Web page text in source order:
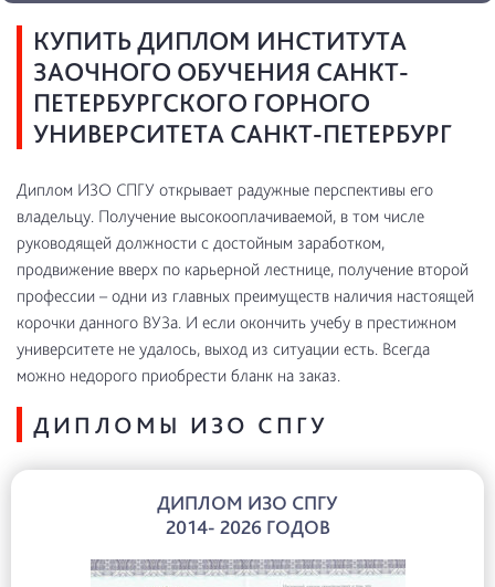
КУПИТЬ ДИПЛОМ ИНСТИТУТА
ЗАОЧНОГО ОБУЧЕНИЯ САНКТ-
ПЕТЕРБУРГСКОГО ГОРНОГО
УНИВЕРСИТЕТА САНКТ-ПЕТЕРБУРГ
Диплом ИЗО СПГУ открывает радужные перспективы его
владельцу. Получение высокооплачиваемой, в том числе
руководящей должности с достойным заработком,
продвижение вверх по карьерной лестнице, получение второй
профессии – одни из главных преимуществ наличия настоящей
корочки данного ВУЗа. И если окончить учебу в престижном
университете не удалось, выход из ситуации есть. Всегда
можно недорого приобрести бланк на заказ.
ДИПЛОМЫ ИЗО СПГУ
ДИПЛОМ ИЗО СПГУ
2014- 2026 ГОДОВ